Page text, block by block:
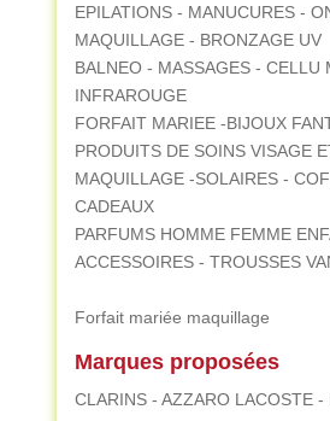
EPILATIONS - MANUCURES -
MAQUILLAGE - BRONZAGE UV
BALNEO - MASSAGES - CELLU
INFRAROUGE
FORFAIT MARIEE -BIJOUX
PRODUITS DE SOINS VISAGE
MAQUILLAGE -SOLAIRES -
CADEAUX
PARFUMS HOMME FEMME
ACCESSOIRES - TROUSSES
Forfait mariée maquillage
Marques proposées
CLARINS - AZZARO LACOSTE -